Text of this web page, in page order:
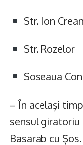
Str. Ion
Str. Rozelor
Soseaua
– În același
sensul
Basarab cu